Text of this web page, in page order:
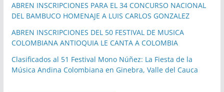
ABREN INSCRIPCIONES PARA EL 34 CONCURSO NACIONAL
DEL BAMBUCO HOMENAJE A LUIS CARLOS GONZALEZ
ABREN INSCRIPCIONES DEL 50 FESTIVAL DE MUSICA
COLOMBIANA ANTIOQUIA LE CANTA A COLOMBIA
Clasificados al 51 Festival Mono Núñez: La Fiesta de la
Música Andina Colombiana en Ginebra, Valle del Cauca